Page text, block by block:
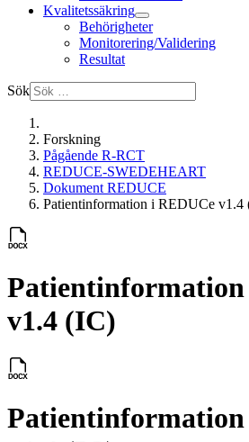
Kvalitetssäkring
Behörigheter
Monitorering/Validering
Resultat
Sök
Forskning
Pågående R-RCT
REDUCE-SWEDEHEART
Dokument REDUCE
Patientinformation i REDUCe v1.4
v1.4 (IC)